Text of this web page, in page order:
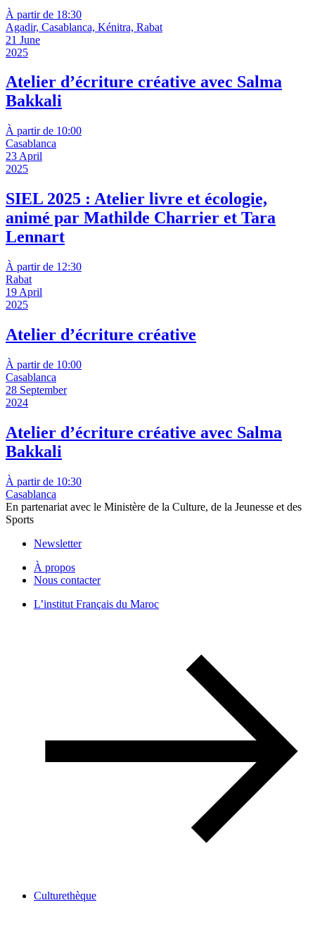
À partir de 18:30
Agadir, Casablanca, Kénitra, Rabat
21 June
2025
Atelier d’écriture créative avec Salma
Bakkali
À partir de 10:00
Casablanca
23 April
2025
SIEL 2025 : Atelier livre et écologie,
animé par Mathilde Charrier et Tara
Lennart
À partir de 12:30
Rabat
19 April
2025
Atelier d’écriture créative
À partir de 10:00
Casablanca
28 September
2024
Atelier d’écriture créative avec Salma
Bakkali
À partir de 10:30
Casablanca
En partenariat avec le Ministère de la Culture, de la Jeunesse et des
Sports
Newsletter
À propos
Nous contacter
L’institut Français du Maroc
Culturethèque